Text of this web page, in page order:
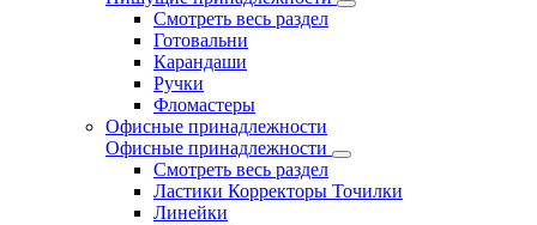
Смотреть весь раздел
Готовальни
Карандаши
Ручки
Фломастеры
Офисные принадлежности
Офисные принадлежности
Смотреть весь раздел
Ластики Корректоры Точилки
Линейки